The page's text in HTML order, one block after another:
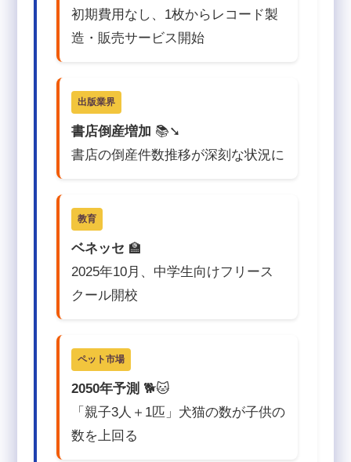
初期費用なし、1枚からレコード製
造・販売サービス開始
出版業界
書店倒産増加 📚➘
書店の倒産件数推移が深刻な状況に
教育
ベネッセ 🏫
2025年10月、中学生向けフリース
クール開校
ペット市場
2050年予測 🐕🐱
「親子3人＋1匹」犬猫の数が子供の
数を上回る